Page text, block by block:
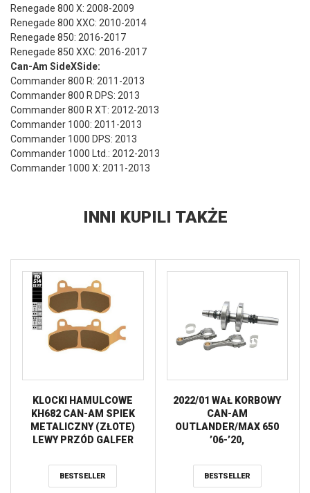
Renegade 800 X: 2008-2009
Renegade 800 XXC: 2010-2014
Renegade 850: 2016-2017
Renegade 850 XXC: 2016-2017
Can-Am SideXSide:
Commander 800 R: 2011-2013
Commander 800 R DPS: 2013
Commander 800 R XT: 2012-2013
Commander 1000: 2011-2013
Commander 1000 DPS: 2013
Commander 1000 Ltd.: 2012-2013
Commander 1000 X: 2011-2013
INNI KUPILI TAKŻE
KLOCKI HAMULCOWE
KH682 CAN-AM SPIEK
METALICZNY (ZŁOTE)
LEWY PRZÓD GALFER
BESTSELLER
2022/01 WAŁ KORBOWY
CAN-AM
OUTLANDER/MAX 650
’06-’20,
800/850 ’06-’19,
COMMANDER 800 ’12-’19
BESTSELLER